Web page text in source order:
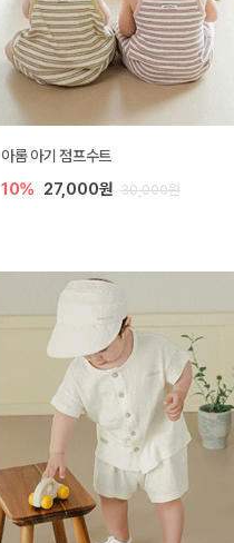
아롬 아기 점프수트
10% 27,000원 30,000원